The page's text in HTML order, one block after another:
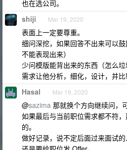
也在选公司。
shiji Mar 19, 2020
表面上一定要尊重。
细问深挖，如果回答不出来可以
不能表现出来）
少问模版能背出来的东西（怎么
需求让他分析，细化，设计，并比
Hasal Mar 19, 2020
@sazima 那就换个方向继续问，
如果最后与当前职位需求都不符
的。
做好记录，说不定后面过来面试